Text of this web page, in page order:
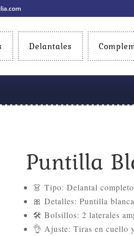
Delantales
Puntilla
👗 Tipo: Delantal
🎀 Detalles: Puntilla
🛠️ Bolsillos: 2 laterales
👌 Ajuste: Tiras en cuello